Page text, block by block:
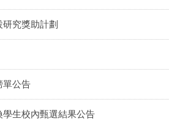
究獎助計劃
單公告
生校內甄選結果公告